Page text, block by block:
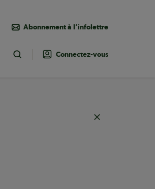
Abonnement à l’infolettre
Toggle Search
Connectez-vous